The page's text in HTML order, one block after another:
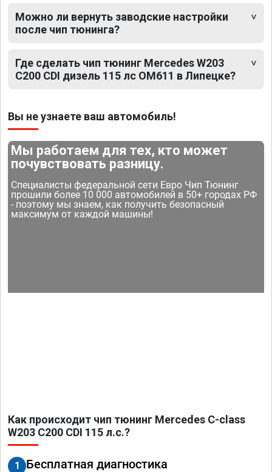
Можно ли вернуть заводские настройки
после чип тюнинга?
Где сделать чип тюнинг Mercedes W203
C200 CDI дизель 115 лс OM611 в Липецке?
Вы не узнаете ваш автомобиль!
Мы работаем для тех, кто может
почувствовать разницу.
Специалисты федеральной сети Евро Чип Тюнинг
прошили более 10 000 автомобилей в 50+ городах РФ
- поэтому мы знаем, как получить безопасный
максимум от каждой машины!
Как происходит чип тюнинг Mercedes C-class
W203 C200 CDI 115 л.с.?
1 Бесплатная диагностика